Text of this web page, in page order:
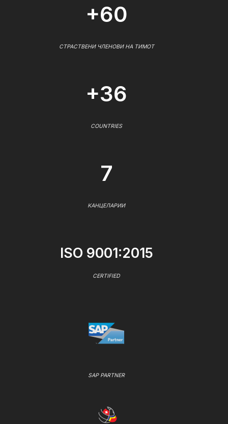
+60
СТРАСТВЕНИ ЧЛЕНОВИ НА ТИМОТ
+36
COUNTRIES
7
КАНЦЕЛАРИИ
ISO 9001:2015
CERTIFIED
SAP PARTNER